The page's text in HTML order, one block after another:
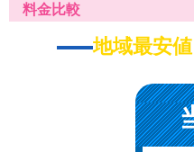
料金比較
地域最安